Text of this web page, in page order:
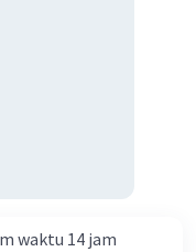
waktu 14 jam